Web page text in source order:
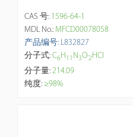
CAS 号: 1596-64-1
MDL No.: MFCD00078058
产品编号: L832827
分子式:C6H 1 1 N3O·2 HCl
分子量:214.09
纯度: ≥98%